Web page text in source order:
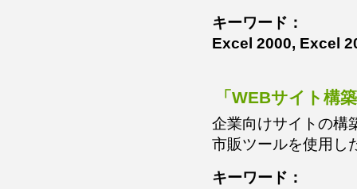
キーワード：
Excel 2000, Excel
「WEBサイト構
企業向けサイトの構
市販ツールを使用し
キーワード：